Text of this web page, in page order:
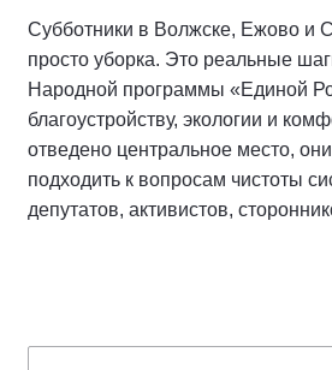
Субботники в Волжске, Ежово и
просто уборка. Это реальные
Народной программы «Единой
благоустройству, экологии и
отведено центральное место,
подходить к вопросам чистоты
депутатов, активистов,